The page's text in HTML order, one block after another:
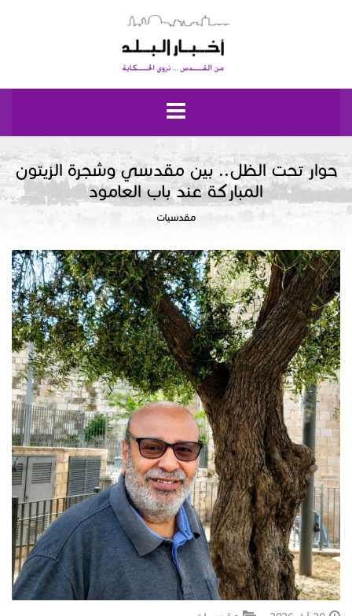
الرئيسية
نبض إيلياء
إقتصاد وحياة
جبل المشارف
يحكى أن
من نحن
حوار تحت الظل.. بين مقدسي وشجرة الزيتون
المباركة عند باب العامود
مقدسيات